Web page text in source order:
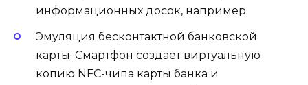
информационных досок, например.
Эмуляция бесконтактной банковской
карты. Смартфон создает виртуальную
копию NFC-чипа карты банка и